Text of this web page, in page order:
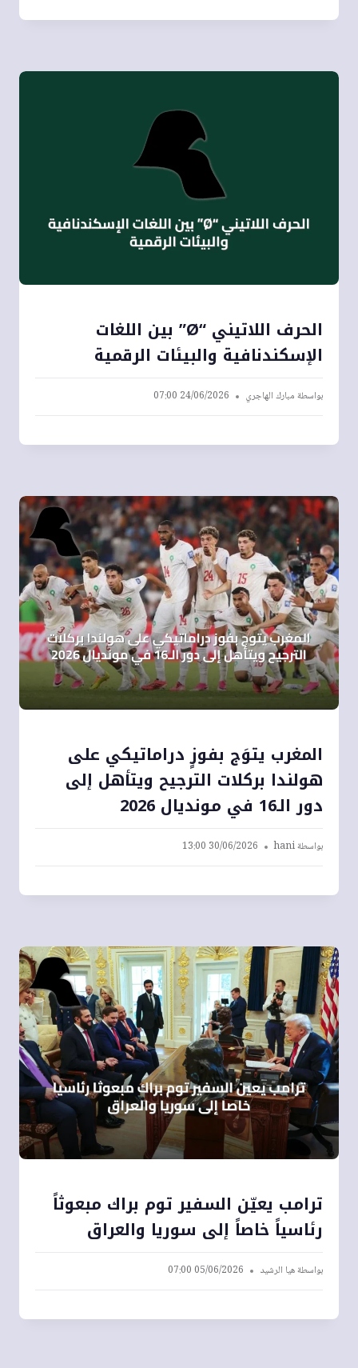
الحرف اللاتيني “Ø” بين اللغات
الإسكندنافية والبيئات الرقمية
بواسطةمبارك الهاجري 24/06/2026 07:00
المغرب يتوَج بفوزٍ دراماتيكي على
هولندا بركلات الترجيح ويتأهل إلى
دور الـ16 في مونديال 2026
بواسطةhani
30/06/2026 13:00
ترامب يعيّن السفير توم براك مبعوثاً
رئاسياً خاصاً إلى سوريا والعراق
بواسطةهيا الرشيد 05/06/2026 07:00